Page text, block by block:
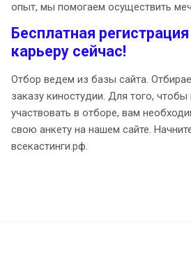
опыт, мы помогаем осуществить
Бесплатная
карьеру сейчас!
Отбор ведем из базы сайта.
заказу киностудии. Для того, чтобы
участвовать в отборе, вам
свою анкету на нашем сайте.
всекастинги.рф.